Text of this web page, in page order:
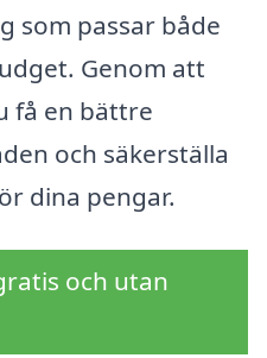
som passar både
Genom att
få en bättre
och säkerställa
dina pengar.
och utan